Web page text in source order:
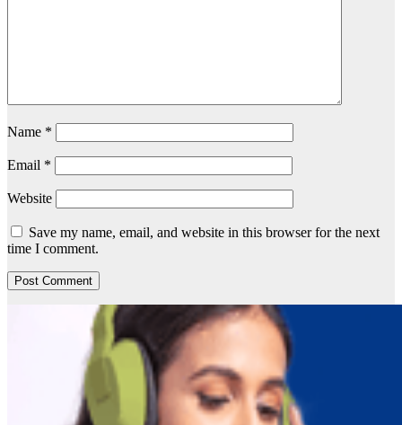
Name *
Email *
Website
Save my name, email, and website in this browser for the next
time I comment.